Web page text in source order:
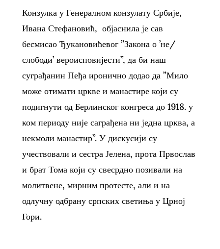
Конзулка у Генералном конзулату Србије,
Ивана Стефановић, објаснила је сав
бесмисао Ђукановићевог ”Закона о ’не/
слободи’ вероисповијести”, да би наш
суграђанин Пеђа иронично додао да ”Мило
може отимати цркве и манастире који су
подигнути од Берлинског конгреса до 1918. у
ком периоду није саграђена ни једна црква, а
некмоли манастир”. У дискусији су
учествовали и сестра Јелена, прота Првослав
и брат Тома који су свесрдно позивали на
молитвене, мирним протесте, али и на
одлучну одбрану српских светиња у Црној
Гори.